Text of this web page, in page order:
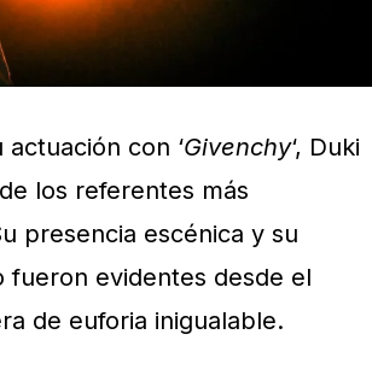
con ‘Givenchy‘, Duki
los referentes más
presencia escénica y su
fueron evidentes desde el
de euforia inigualable.